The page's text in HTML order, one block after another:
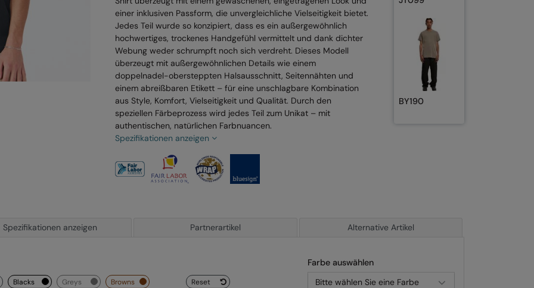
einer inklusiven Passform, die unvergleichliche Vielseitigkeit bietet.
Jedes Teil wurde so konzipiert, dass es ein außergewöhnlich
hochwertiges, trockenes Handgefühl vermittelt und dank dichter
Webung weder schrumpft noch sich verdreht. Dieses Modell
überzeugt mit außergewöhnlichen Details wie einem
doppelnadel-obersteppten Halsausschnitt, Seitennähten und
einem abreißbaren Etikett – für eine unschlagbare Kombination
aus Style, Komfort, Vielseitigkeit und Qualität. Durch den
speziellen Färbeprozess wird jedes Teil zum Unikat – mit
authentischen, natürlichen Farbnuancen.
Spezifikationen anzeigen
BY190
Spezifikationen anzeigen Partnerartikel Alternative Artikel
Farbe auswählen
Reset
blacks greys browns